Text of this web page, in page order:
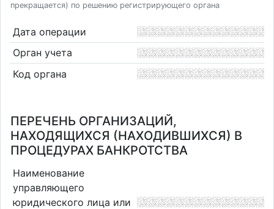
прекращается) по решению регистрирующего органа
Дата операции
Орган учета
Код органа
ПЕРЕЧЕНЬ ОРГАНИЗАЦИЙ,
НАХОДЯЩИХСЯ (НАХОДИВШИХСЯ) В
ПРОЦЕДУРАХ БАНКРОТСТВА
Наименование
управляющего
юридического лица или